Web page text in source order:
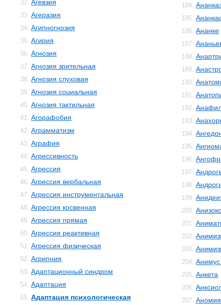
32. Агевзия
33. Агеразия
34. Агипногнозия
35. Агирия
36. Агнозия
37. Агнозия зрительная
38. Агнозия слуховая
39. Агнозия социальная
40. Агнозия тактильная
41. Агорафобия
42. Аграмматизм
43. Аграфия
44. Агрессивность
45. Агрессия
46. Агрессия вербальная
47. Агрессия инструментальная
48. Агрессия косвенная
49. Агрессия прямая
50. Агрессия реактивная
51. Агрессия физическая
52. Агрипния
53. Адаптационный синдром
54. Адаптация
55. Адаптация психологическая
184.
185.
186. Ананке
187.
188.
189.
190.
191.
192.
193.
194.
195.
196.
197.
198.
199.
200.
201.
202.
203.
204.
205. Анкета
206.
207. Аномия